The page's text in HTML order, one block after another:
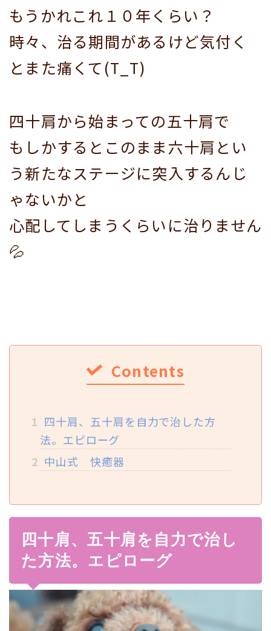
もうかれこれ１０年くらい？
時々、治る期間があるけど気付く
とまた痛くて(T_T)
四十肩から始まっての五十肩で
もしかするとこのまま六十肩とい
う新たなステージに突入するんじ
ゃないかと
心配してしまうくらいに治りません
💦
Contents
1 四十肩、五十肩を自力で治した方
法。エピローグ
2 中山式 快癒器
四十肩、五十肩を自力で治し
た方法。エピローグ